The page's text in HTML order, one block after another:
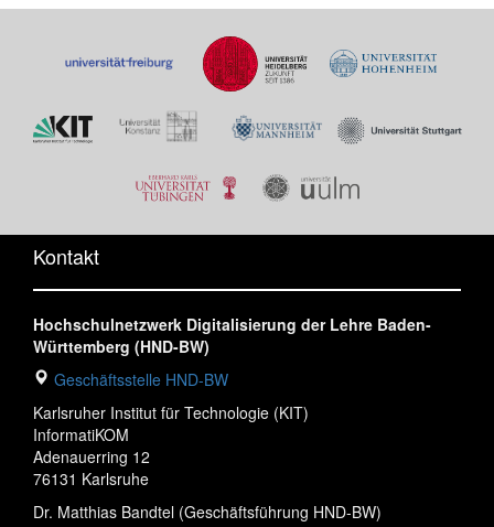
Kontakt
Hochschulnetzwerk Digitalisierung der Lehre Baden-
Württemberg (HND-BW)
Geschäftsstelle HND-BW
Karlsruher Institut für Technologie (KIT)
InformatiKOM
Adenauerring 12
76131 Karlsruhe
Dr. Matthias Bandtel (Geschäftsführung HND-BW)